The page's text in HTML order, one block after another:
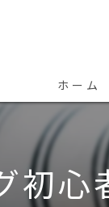
ホーム
初心